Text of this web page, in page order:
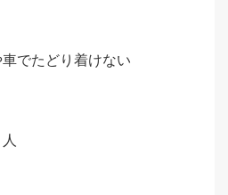
でたどり着けない